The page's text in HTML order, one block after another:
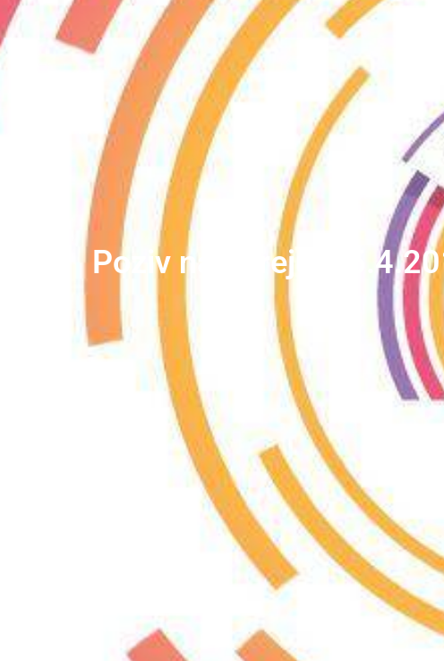
Poziv na ultreju,